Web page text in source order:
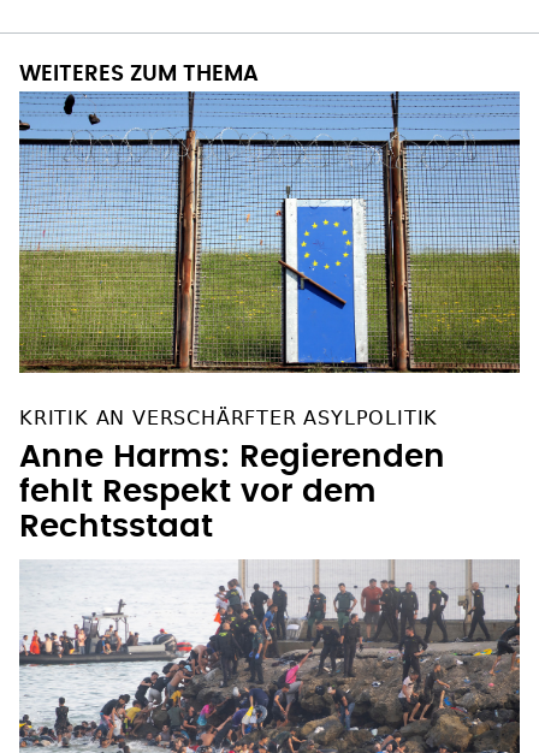
WEITERES ZUM THEMA
KRITIK AN VERSCHÄRFTER ASYLPOLITIK
Anne Harms: Regierenden
fehlt Respekt vor dem
Rechtsstaat